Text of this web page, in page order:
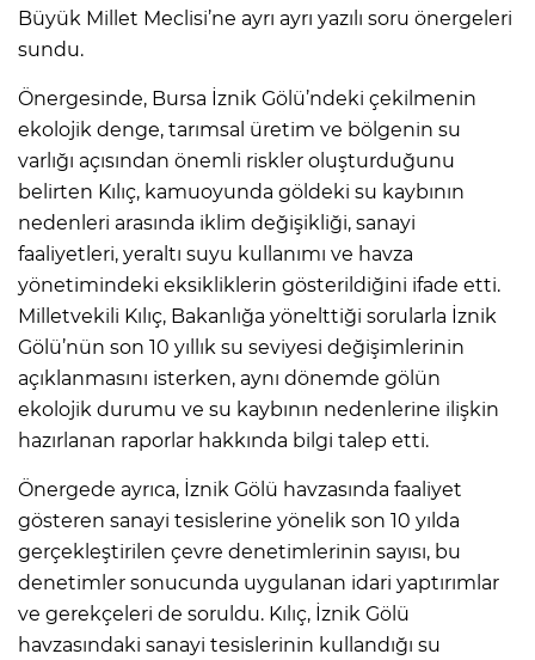
Büyük Millet Meclisi’ne ayrı ayrı yazılı soru önergeleri
sundu.
Önergesinde, Bursa İznik Gölü’ndeki çekilmenin
ekolojik denge, tarımsal üretim ve bölgenin su
varlığı açısından önemli riskler oluşturduğunu
belirten Kılıç, kamuoyunda göldeki su kaybının
nedenleri arasında iklim değişikliği, sanayi
faaliyetleri, yeraltı suyu kullanımı ve havza
yönetimindeki eksikliklerin gösterildiğini ifade etti.
Milletvekili Kılıç, Bakanlığa yönelttiği sorularla İznik
Gölü’nün son 10 yıllık su seviyesi değişimlerinin
açıklanmasını isterken, aynı dönemde gölün
ekolojik durumu ve su kaybının nedenlerine ilişkin
hazırlanan raporlar hakkında bilgi talep etti.
Önergede ayrıca, İznik Gölü havzasında faaliyet
gösteren sanayi tesislerine yönelik son 10 yılda
gerçekleştirilen çevre denetimlerinin sayısı, bu
denetimler sonucunda uygulanan idari yaptırımlar
ve gerekçeleri de soruldu. Kılıç, İznik Gölü
havzasındaki sanayi tesislerinin kullandığı su